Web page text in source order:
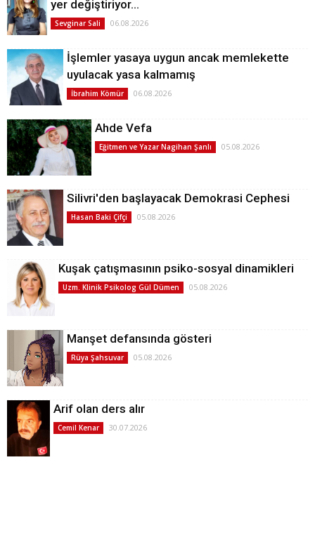
yer değiştiriyor…
Sevginar Sali 06.08.2026
İşlemler yasaya uygun ancak memlekette
uyulacak yasa kalmamış
İbrahim Kömür 06.08.2026
Ahde Vefa
Eğitmen ve Yazar Nagihan Şanlı 05.08.2026
Silivri'den başlayacak Demokrasi Cephesi
Hasan Baki Çifçi 05.08.2026
Kuşak çatışmasının psiko-sosyal dinamikleri
Uzm. Klinik Psikolog Gül Dümen 05.08.2026
Manşet defansında gösteri
Rüya Şahsuvar 05.08.2026
Arif olan ders alır
Cemil Kenar 30.07.2026